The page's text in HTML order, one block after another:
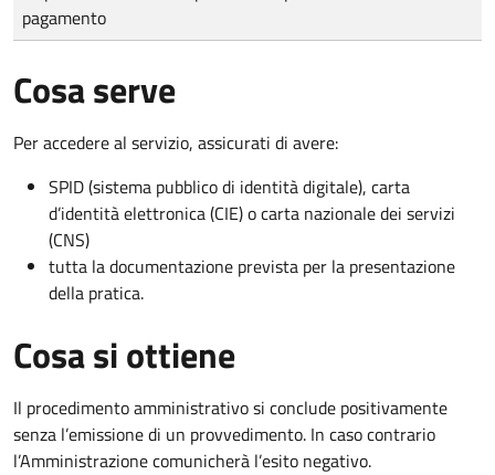
pagamento
Cosa serve
Per accedere al servizio, assicurati di avere:
SPID (sistema pubblico di identità digitale), carta
d’identità elettronica (CIE) o carta nazionale dei servizi
(CNS)
tutta la documentazione prevista per la presentazione
della pratica.
Cosa si ottiene
Il procedimento amministrativo si conclude positivamente
senza l’emissione di un provvedimento. In caso contrario
l’Amministrazione comunicherà l’esito negativo.